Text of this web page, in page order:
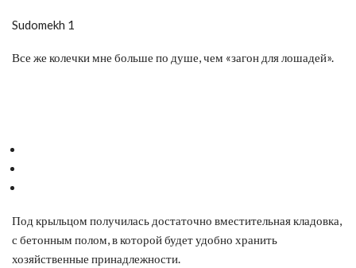
Sudomekh 1
Все же колечки мне больше по душе, чем «загон для лошадей».
Под крыльцом получилась достаточно вместительная кладовка,
с бетонным полом, в которой будет удобно хранить
хозяйственные принадлежности.